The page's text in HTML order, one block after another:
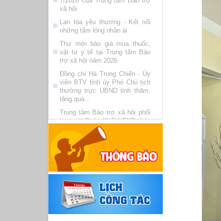
Lan tỏa yêu thương - Kết nối
Thư mời báo giá mua thuốc,
trợ xã hội năm 2026
Đồng chí Hà Trung Chiến - Ủy
viên BTV tỉnh ủy Phó Chủ tịch
thường trực UBND tỉnh thăm,
tặng quà...
Trung tâm Bảo trợ xã hội phối
Đoàn phường Tô Hiệu tổ chức
chương trình...
Cảm ơn gia đình ông Đinh Mai
Xuân Thanh và bà Ngô Thị
Thùy
Thủ tục và quy trình tiếp nhận
vào cơ sở trợ giúp xã hội đối
với đối tượng BTXH
Lời cảm ơn đến Hội quốc tế
Thanh Hải vô thượng sư